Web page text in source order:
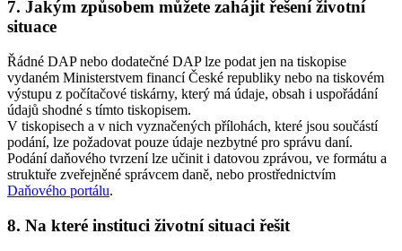
7. Jakým způsobem můžete zahájit řešení životní
situace
Řádné DAP nebo dodatečné DAP lze podat jen na tiskopise
vydaném Ministerstvem financí České republiky nebo na tiskovém
výstupu z počítačové tiskárny, který má údaje, obsah i uspořádání
údajů shodné s tímto tiskopisem.
V tiskopisech a v nich vyznačených přílohách, které jsou součástí
podání, lze požadovat pouze údaje nezbytné pro správu daní.
Podání daňového tvrzení lze učinit i datovou zprávou, ve formátu a
struktuře zveřejněné správcem daně, nebo prostřednictvím
Daňového portálu.
8. Na které instituci životní situaci řešit